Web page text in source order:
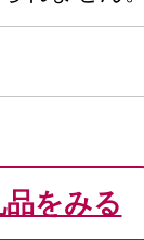
をみる